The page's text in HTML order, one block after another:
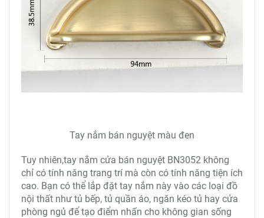
Tay nắm bán nguyệt màu đen
Tuy nhiên,tay nắm cửa bán nguyệt BN3052 không
chỉ có tính năng trang trí mà còn có tính năng tiện ích
cao. Bạn có thể lắp đặt tay nắm này vào các loại đồ
nội thất như tủ bếp, tủ quần áo, ngăn kéo tủ hay cửa
phòng ngủ để tạo điểm nhấn cho không gian sống